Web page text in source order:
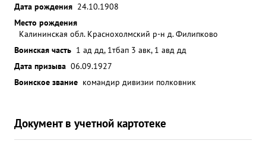
Дата рождения 24.10.1908
Место рождения
Калининская обл. Краснохолмский р-н д. Филипково
Воинская часть 1 ад дд, 1тбап 3 авк, 1 авд дд
Дата призыва 06.09.1927
Воинское звание командир дивизии полковник
Документ в учетной картотеке